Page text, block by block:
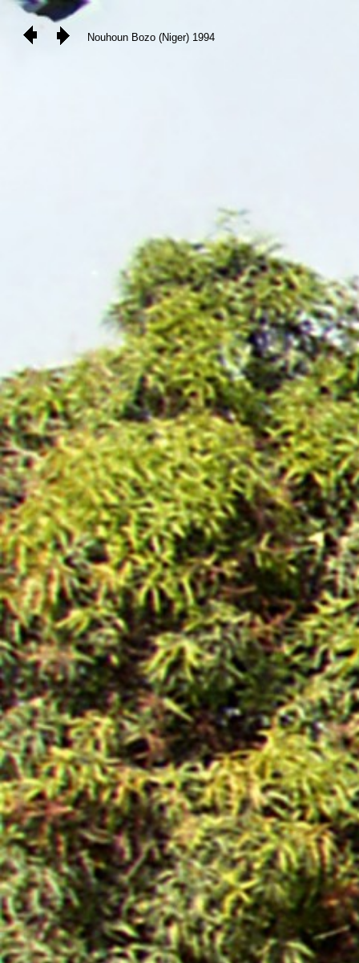
Nouhoun Bozo (Niger) 1994